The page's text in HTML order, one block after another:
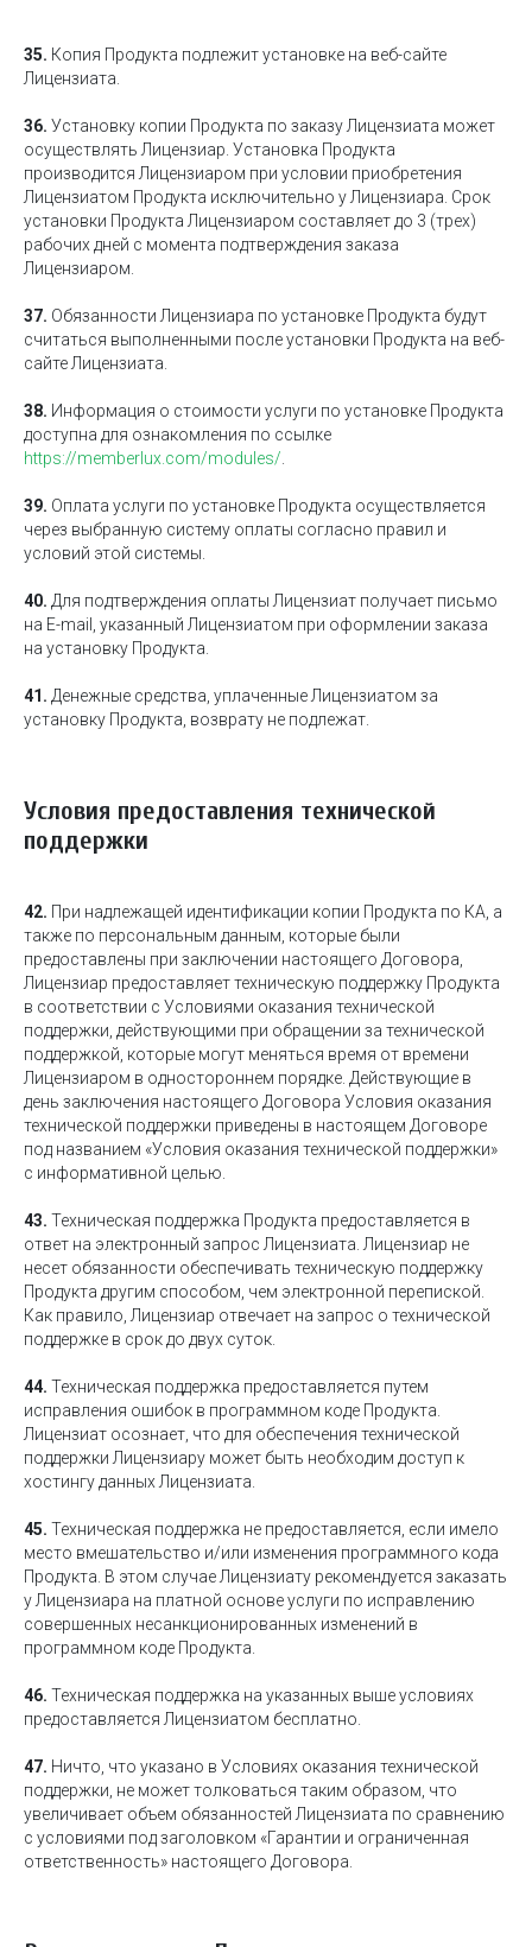
35. Копия Продукта подлежит установке на веб-сайте
Лицензиата.
36. Установку копии Продукта по заказу Лицензиата может
осуществлять Лицензиар. Установка Продукта
производится Лицензиаром при условии приобретения
Лицензиатом Продукта исключительно у Лицензиара. Срок
установки Продукта Лицензиаром составляет до 3 (трех)
рабочих дней с момента подтверждения заказа
Лицензиаром.
37. Обязанности Лицензиара по установке Продукта будут
считаться выполненными после установки Продукта на веб-
сайте Лицензиата.
38. Информация о стоимости услуги по установке Продукта
доступна для ознакомления по ссылке
https://memberlux.com/modules/
39. Оплата услуги по установке Продукта осуществляется
через выбранную систему оплаты согласно правил и
условий этой системы.
40. Для подтверждения оплаты Лицензиат получает письмо
на E-mail, указанный Лицензиатом при оформлении заказа
на установку Продукта.
41. Денежные средства, уплаченные Лицензиатом за
установку Продукта, возврату не подлежат.
Условия предоставления технической
поддержки
42. При надлежащей идентификации копии Продукта по КА, а
также по персональным данным, которые были
предоставлены при заключении настоящего Договора,
Лицензиар предоставляет техническую поддержку Продукта
в соответствии с Условиями оказания технической
поддержки, действующими при обращении за технической
поддержкой, которые могут меняться время от времени
Лицензиаром в одностороннем порядке. Действующие в
день заключения настоящего Договора Условия оказания
технической поддержки приведены в настоящем Договоре
под названием «Условия оказания технической поддержки»
с информативной целью.
43. Техническая поддержка Продукта предоставляется в
ответ на электронный запрос Лицензиата. Лицензиар не
несет обязанности обеспечивать техническую поддержку
Продукта другим способом, чем электронной перепиской.
Как правило, Лицензиар отвечает на запрос о технической
поддержке в срок до двух суток.
44. Техническая поддержка предоставляется путем
исправления ошибок в программном коде Продукта.
Лицензиат осознает, что для обеспечения технической
поддержки Лицензиару может быть необходим доступ к
хостингу данных Лицензиата.
45. Техническая поддержка не предоставляется, если имело
место вмешательство и/или изменения программного кода
Продукта. В этом случае Лицензиату рекомендуется заказать
у Лицензиара на платной основе услуги по исправлению
совершенных несанкционированных изменений в
программном коде Продукта.
46. Техническая поддержка на указанных выше условиях
предоставляется Лицензиатом бесплатно.
47. Ничто, что указано в Условиях оказания технической
поддержки, не может толковаться таким образом, что
увеличивает объем обязанностей Лицензиата по сравнению
с условиями под заголовком «Гарантии и ограниченная
ответственность» настоящего Договора.